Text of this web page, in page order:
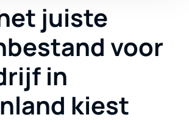
juiste
voor
in
kiest